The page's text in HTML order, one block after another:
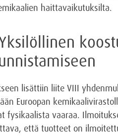
haittavaikutuksilta.
lisättiin liite VIII
Euroopan
fysikaalista vaaraa.
että tuotteet on